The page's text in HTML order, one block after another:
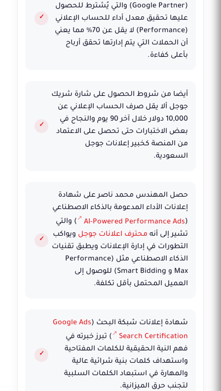
(Google Partner) والتي يُشترط للحصول
عليها تحقيق معدل أداء للحساب الإعلاني
(Performance) لا يقل عن 70% مما يعني
أن الحملات التي يتم إدارتها تحقق أرباح
بأعلى كفاءة.
أيضا من شروط الحصول على شارة شريك
جوجل ألا يقل صرف الحساب الإعلاني عن
10,000 دولار خلال آخر 90 يوم والنجاح في
بعض الاختبارات حتى تحصل على الاعتماد
من المنصة كخبير إعلانات جوجل
السعودية.
حصل المهندس محمد ناصر على شهادة
إعلانات الأداء المدعومة بالذكاء الاصطناعي
(
AI-Powered Performance Ads
) والتي
تشير إلى أنه محترف اعلانات جوجل ويواكب
التطورات في إدارة الإعلانات ويطبق تقنيات
الذكاء الاصطناعي مثل (Performance
Max و Smart Bidding) للوصول إلى
العميل المحتمل بأقل تكلفة.
شهادة إعلانات شبكة البحث (Google Ads
Search Certification
) تبرز خبرته في
فهم النية الحقيقية للكلمات المفتاحية
واستهداف كلمات بنية شرائية عالية
والمهارة في استبعاد الكلمات السلبية
لتجنب حرق الميزانية.